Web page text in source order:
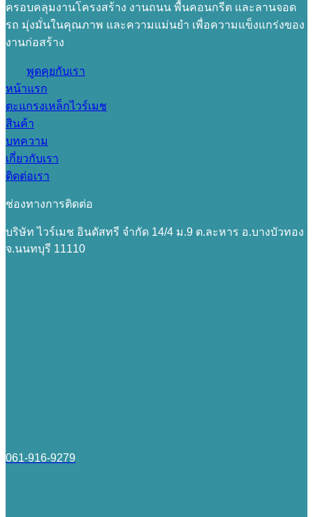
ครอบคลุมงานโครงสร้าง งานถนน พื้นคอนกรีต และลานจอด
รถ มุ่งมั่นในคุณภาพ และความแม่นยำ เพื่อความแข็งแกร่งของ
งานก่อสร้าง
พูดคุยกับเรา
หน้าแรก
ตะแกรงเหล็กไวร์เมช
สินค้า
บทความ
เกี่ยวกับเรา
ติดต่อเรา
ช่องทางการติดต่อ
บริษัท ไวร์เมช อินดัสทรี จำกัด 14/4 ม.9 ต.ละหาร อ.บางบัวทอง
จ.นนทบุรี 11110
061-916-9279